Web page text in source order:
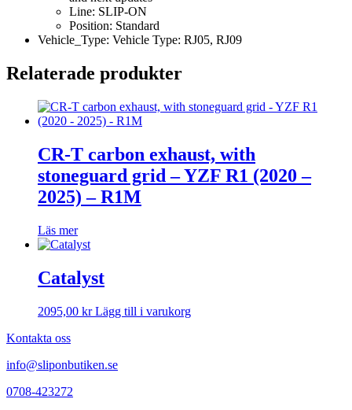
Line: SLIP-ON
Position: Standard
Vehicle_Type: Vehicle Type: RJ05, RJ09
Relaterade produkter
CR-T carbon exhaust, with
stoneguard grid – YZF R1 (2020 –
2025) – R1M
Läs mer
Catalyst
2095,00 kr Lägg till i varukorg
Kontakta oss
info@sliponbutiken.se
0708-423272